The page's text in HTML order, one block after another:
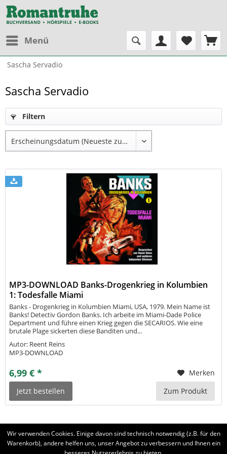
Menü
Sascha Servadio
Sascha Servadio
Filtern
MP3-DOWNLOAD Banks-Drogenkrieg in Kolumbien
1: Todesfalle Miami
Banks - Drogenkrieg in Kolumbien Miami, USA, 1979. Mein Name ist
Banks! Detectiv Gordon Banks. Ich arbeite im Miami-Dade Police
Department und führe einen Krieg gegen die SECARIOS. Wie eine
brutale Plage sickerten diese Banditen und...
Autor: Reent Reins
MP3-DOWNLOAD
6,99 € *
Merken
Jetzt bestellen
Zum Produkt
Wir verwenden Cookies. Einige davon sind technisch notwendig (z.B. für den
Warenkorb), andere helfen uns, unser Angebot zu verbessern und Ihnen ein